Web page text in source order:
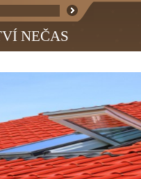
NEČAS